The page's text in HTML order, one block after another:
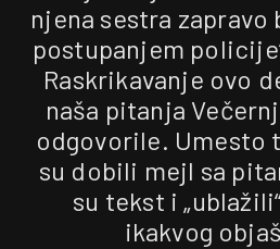
njena sestra zapravo
postupanjem
Raskrikavanje ovo
naša pitanja
odgovorile. Umesto
su dobili mejl sa
su tekst i
ikakvog